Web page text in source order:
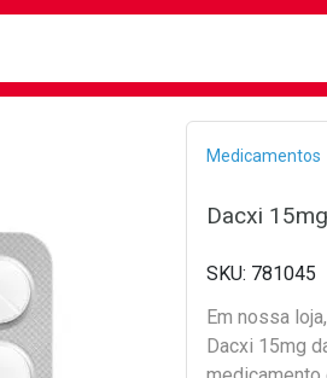
Medicamentos
Dacxi
781045
Em nossa
Dacxi 15mg